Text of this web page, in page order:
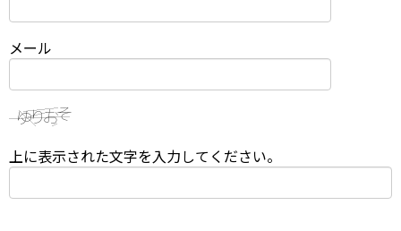
メール
上に表示された文字を入力してください。